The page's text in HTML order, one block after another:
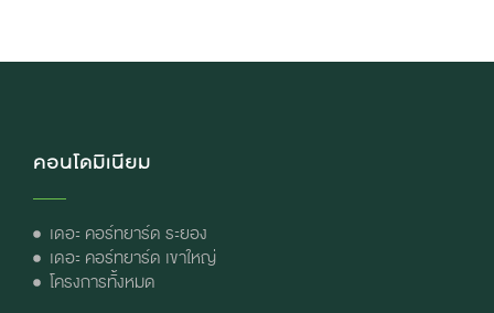
คอนโดมิเนียม
เดอะ คอร์ทยาร์ด ระยอง
เดอะ คอร์ทยาร์ด เขาใหญ่
โครงการทั้งหมด